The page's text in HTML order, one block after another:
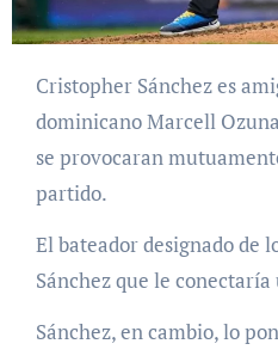
Cristopher Sánchez es amigo de su compatriota
dominicano Marcell
se provocaran
partido.
El bateador designado de
Sánchez que le
Sánchez, en cambio, lo